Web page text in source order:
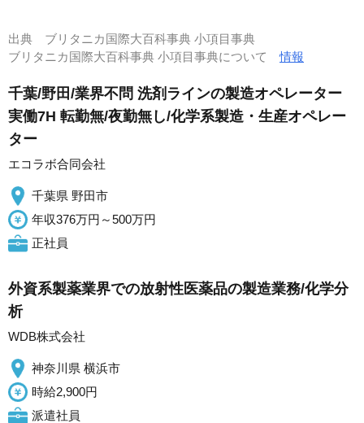
出典 ブリタニカ国際大百科事典 小項目事典
ブリタニカ国際大百科事典 小項目事典について情報
千葉/野田/業界不問 洗剤ラインの製造オペレーター
実働7H 転勤無/夜勤無し/化学系製造・生産オペレー
ター
エコラボ合同会社
千葉県 野田市
年収376万円～500万円
正社員
外資系製薬業界での放射性医薬品の製造業務/化学分
析
WDB株式会社
神奈川県 横浜市
時給2,900円
派遣社員